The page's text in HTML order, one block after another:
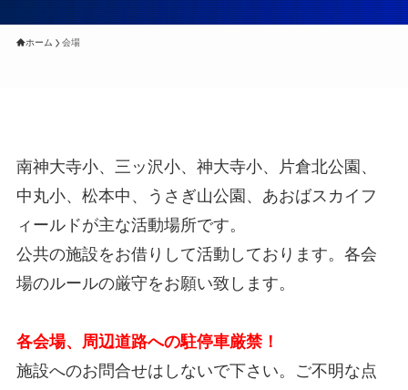
ホーム 会場
南神大寺小、三ッ沢小、神大寺小、片倉北公園、
中丸小、松本中、うさぎ山公園、あおばスカイフ
ィールドが主な活動場所です。
公共の施設をお借りして活動しております。各会
場のルールの厳守をお願い致します。
各会場、周辺道路への駐停車厳禁！
施設へのお問合せはしないで下さい。ご不明な点